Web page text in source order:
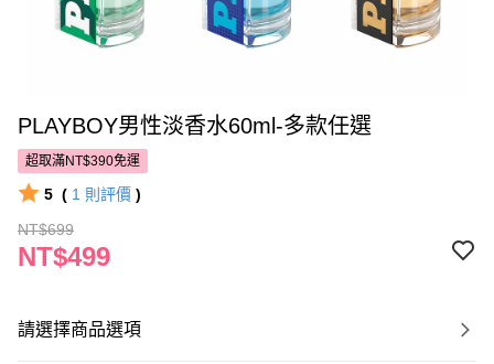
PLAYBOY男性淡香水60ml-多款任選
超取滿NT$390免運
5 ( 1 則評價 )
NT$699
NT$499
請選擇商品選項